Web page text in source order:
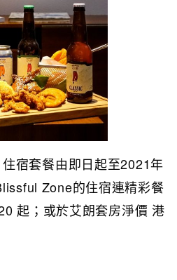
宿套餐由即日起至2021年
Zone的住宿連精彩餐
起；或於艾朗套房淨價 港